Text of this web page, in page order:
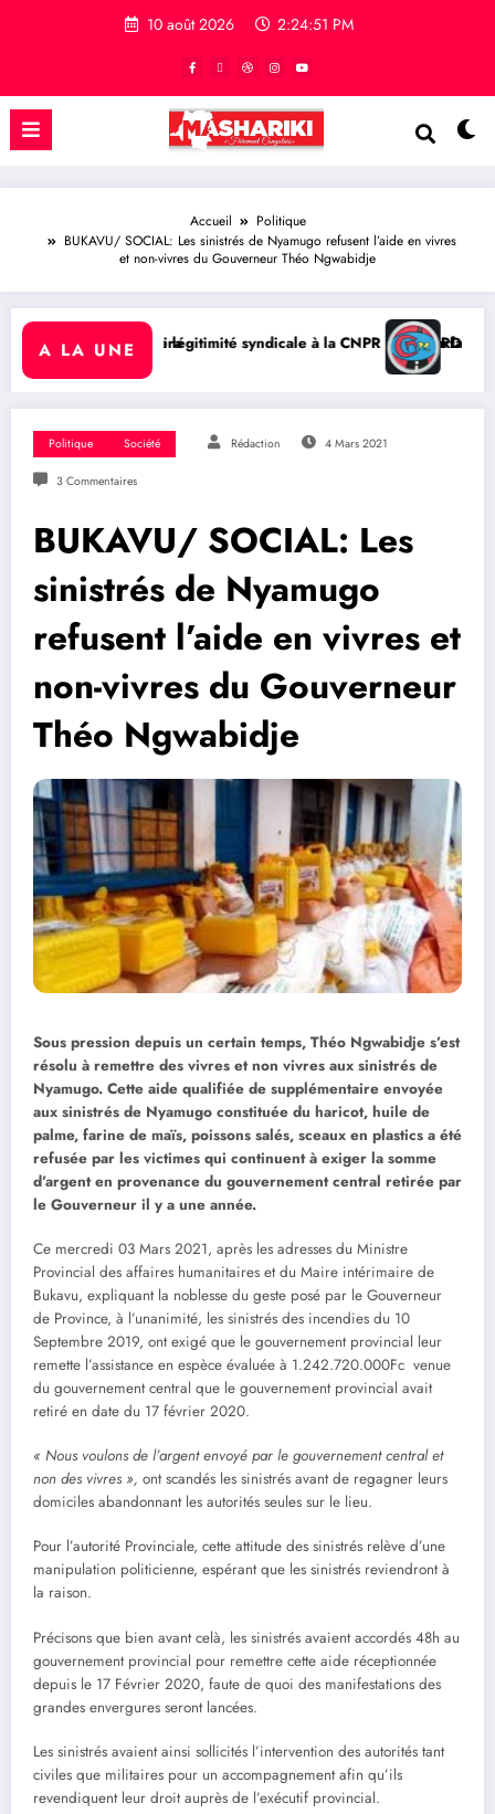
10 août 2026 2:24:52 PM
Accueil
Politique
BUKAVU/ SOCIAL: Les sinistrés de Nyamugo refusent l’aide en vivres
et non-vivres du Gouverneur Théo Ngwabidje
A LA UNE
à la CNPR refait surface, les comités de base réclament de
RDC/ SOCIÉTÉ : le Comité directeur de
Politique Société Rédaction 4 Mars 2021
3 Commentaires
BUKAVU/ SOCIAL: Les
sinistrés de Nyamugo
refusent l’aide en vivres et
non-vivres du Gouverneur
Théo Ngwabidje
Sous pression depuis un certain temps, Théo Ngwabidje s’est
résolu à remettre des vivres et non vivres aux sinistrés de
Nyamugo. Cette aide qualifiée de supplémentaire envoyée
aux sinistrés de Nyamugo constituée du haricot, huile de
palme, farine de maïs, poissons salés, sceaux en plastics a été
refusée par les victimes qui continuent à exiger la somme
d’argent en provenance du gouvernement central retirée par
le Gouverneur il y a une année.
Ce mercredi 03 Mars 2021, après les adresses du Ministre
Provincial des affaires humanitaires et du Maire intérimaire de
Bukavu, expliquant la noblesse du geste posé par le Gouverneur
de Province, à l’unanimité, les sinistrés des incendies du 10
Septembre 2019, ont exigé que le gouvernement provincial leur
remette l’assistance en espèce évaluée à 1.242.720.000Fc venue
du gouvernement central que le gouvernement provincial avait
retiré en date du 17 février 2020.
« Nous voulons de l’argent envoyé par le gouvernement central et
non des vivres », ont scandés les sinistrés avant de regagner leurs
domiciles abandonnant les autorités seules sur le lieu.
Pour l’autorité Provinciale, cette attitude des sinistrés relève d’une
manipulation politicienne, espérant que les sinistrés reviendront à
la raison.
Précisons que bien avant celà, les sinistrés avaient accordés 48h au
gouvernement provincial pour remettre cette aide réceptionnée
depuis le 17 Février 2020, faute de quoi des manifestations des
grandes envergures seront lancées.
Les sinistrés avaient ainsi sollicités l’intervention des autorités tant
civiles que militaires pour un accompagnement afin qu’ils
revendiquent leur droit auprès de l’exécutif provincial.